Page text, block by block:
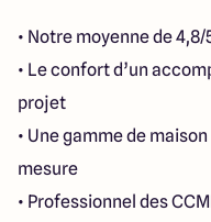
• Notre moyenne de
• Le confort d’un
projet
• Une gamme de
mesure
• Professionnel des